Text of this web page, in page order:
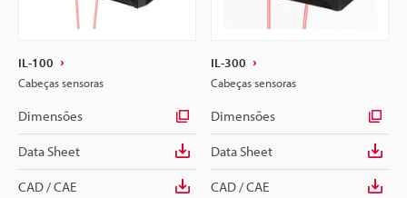
IL-100
Cabeças sensoras
Dimensões
Data Sheet
CAD / CAE
IL-300
Cabeças sensoras
Dimensões
Data Sheet
CAD / CAE